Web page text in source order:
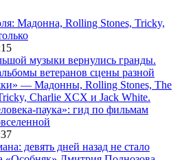
Мадонна, Rolling Stones, Tricky,
музыки вернулись гранды.
ветеранов сцены разной
— Мадонны, Rolling Stones, The
Charlie XCX и Jack White.
паука»: гид по фильмам
девять дней назад не стало